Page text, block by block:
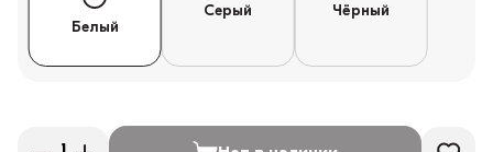
Белый
Серый Чёрный